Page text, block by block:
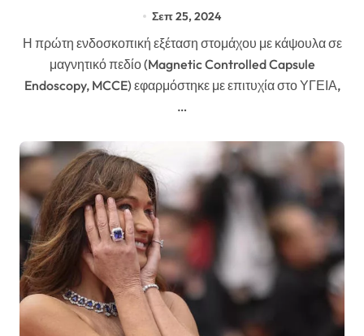
Σεπ 25, 2024
Η πρώτη ενδοσκοπική εξέταση στομάχου με κάψουλα σε
μαγνητικό πεδίο (Magnetic Controlled Capsule
Endoscopy, MCCE) εφαρμόστηκε με επιτυχία στο ΥΓΕΙΑ,
…